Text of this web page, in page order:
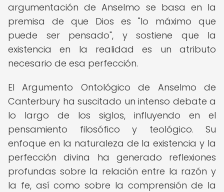
argumentación de Anselmo se basa en la
premisa de que Dios es "lo máximo que
puede ser pensado", y sostiene que la
existencia en la realidad es un atributo
necesario de esa perfección.
El Argumento Ontológico de Anselmo de
Canterbury ha suscitado un intenso debate a
lo largo de los siglos, influyendo en el
pensamiento filosófico y teológico. Su
enfoque en la naturaleza de la existencia y la
perfección divina ha generado reflexiones
profundas sobre la relación entre la razón y
la fe, así como sobre la comprensión de la